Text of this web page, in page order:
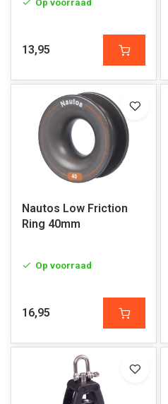
13,95
Nautos Low Friction
Ring 40mm
Op voorraad
16,95